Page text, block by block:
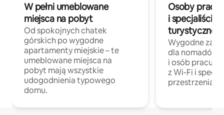
W pełni umeblowane
miejsca na pobyt
Od spokojnych chatek
górskich po wygodne
apartamenty miejskie – te
umeblowane miejsca na
pobyt mają wszystkie
udogodnienia typowego
domu.
Osoby
i specjaliści z
turystycznej
Wygodne
dla nomadów
i osób
z Wi-Fi i
przestrzenią